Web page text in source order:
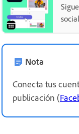
Nota
Conecta tus
publicación (